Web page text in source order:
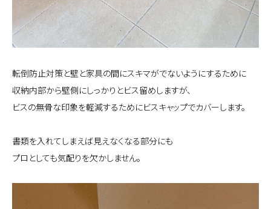
転倒防止対策と壁と家具の間にスキマがでないようにするために
収納内部から壁側にしっかりとビス留めしますが、
ビスの無骨な印象を軽減するためにビスキャップでカバーします。
書類を入れてしまえば見えなくなる部分にも
プロとしても気配りを欠かしません。